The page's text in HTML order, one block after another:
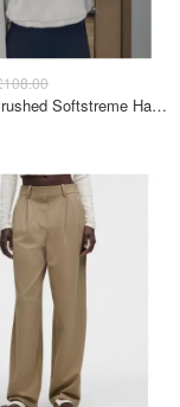
lululemon Brushed Softstreme Half Zip 半拉链上衣